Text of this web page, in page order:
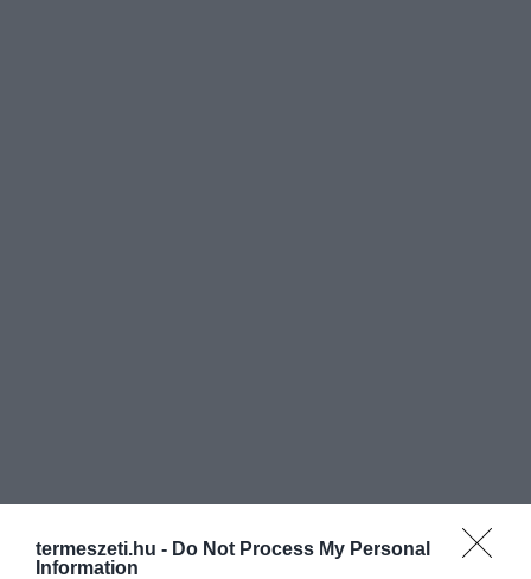
termeszeti.hu - Do Not Process My Personal
Information